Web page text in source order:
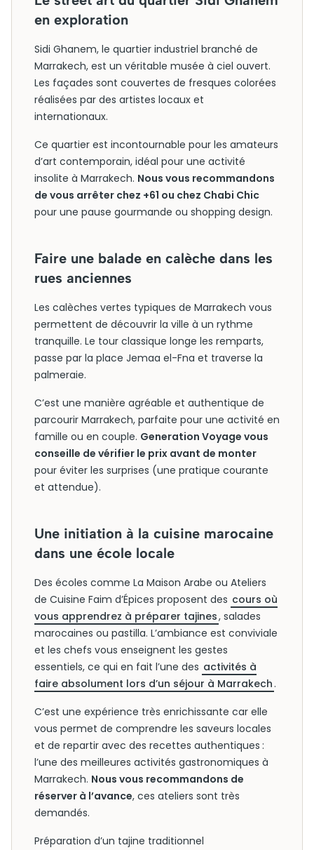
en exploration
Sidi Ghanem, le quartier industriel branché de
Marrakech, est un véritable musée à ciel ouvert.
Les façades sont couvertes de fresques colorées
réalisées par des artistes locaux et
internationaux.
Ce quartier est incontournable pour les amateurs
d’art contemporain, idéal pour une activité
insolite à Marrakech. Nous vous recommandons
de vous arrêter chez +61 ou chez Chabi Chic
pour une pause gourmande ou shopping design.
Faire une balade en calèche dans les
rues anciennes
Les calèches vertes typiques de Marrakech vous
permettent de découvrir la ville à un rythme
tranquille. Le tour classique longe les remparts,
passe par la place Jemaa el-Fna et traverse la
palmeraie.
C’est une manière agréable et authentique de
parcourir Marrakech, parfaite pour une activité en
famille ou en couple. Generation Voyage vous
conseille de vérifier le prix avant de monter
pour éviter les surprises (une pratique courante
et attendue).
Une initiation à la cuisine marocaine
dans une école locale
Des écoles comme La Maison Arabe ou Ateliers
de Cuisine Faim d’Épices proposent des cours où
vous apprendrez à préparer tajines, salades
marocaines ou pastilla. L’ambiance est conviviale
et les chefs vous enseignent les gestes
essentiels, ce qui en fait l’une des activités à
faire absolument lors d’un séjour à Marrakech .
C’est une expérience très enrichissante car elle
vous permet de comprendre les saveurs locales
et de repartir avec des recettes authentiques :
l’une des meilleures activités gastronomiques à
Marrakech. Nous vous recommandons de
réserver à l’avance, ces ateliers sont très
demandés.
Préparation d’un tajine traditionnel